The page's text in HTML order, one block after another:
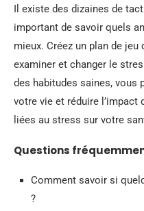
Il existe des dizaines de
important de savoir quels
mieux. Créez un plan de
examiner et changer le
des habitudes saines, vous
votre vie et réduire
liées au stress sur votre
Questions
Comment savoir si
?